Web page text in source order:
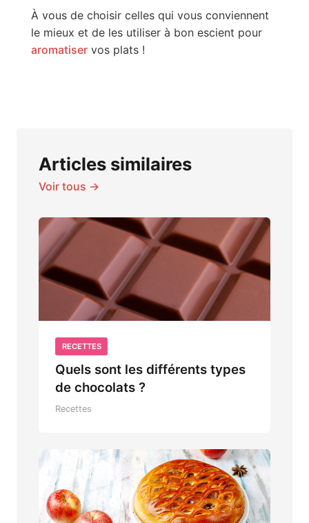
À vous de choisir celles qui vous conviennent
le mieux et de les utiliser à bon escient pour
aromatiservos plats !
Articles similaires
Voir tous →
RECETTES
Quels sont les différents types
de chocolats ?
Recettes